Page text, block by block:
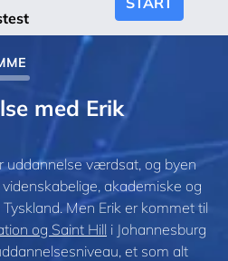
med Erik
uddannelse værdsat, og byen
akademiske og
Men Erik er kommet til
og Saint Hill i Johannesburg
et som alt